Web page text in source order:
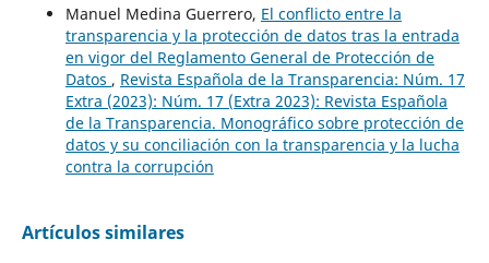
Manuel Medina Guerrero, El conflicto entre la
transparencia y la protección de datos tras la entrada
en vigor del Reglamento General de Protección de
Datos , Revista Española de la Transparencia: Núm. 17
Extra (2023): Núm. 17 (Extra 2023): Revista Española
de la Transparencia. Monográfico sobre protección de
datos y su conciliación con la transparencia y la lucha
contra la corrupción
Artículos similares